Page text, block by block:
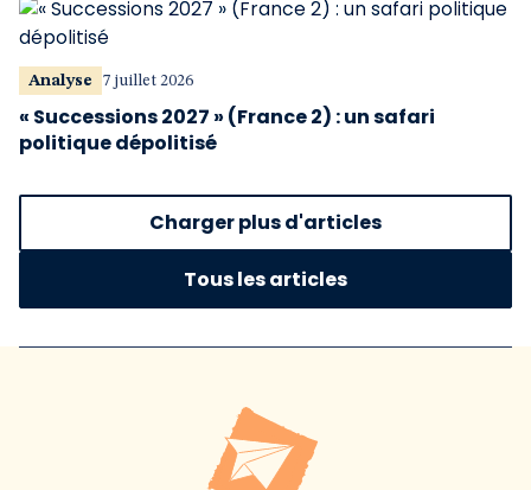
Analyse 7 juillet 2026
« Successions 2027 » (France 2) : un safari
politique dépolitisé
Charger plus d'articles
Tous les articles